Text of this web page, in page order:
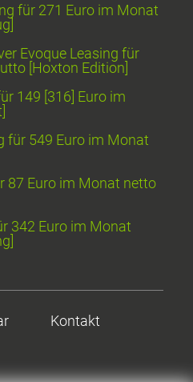
für 271 Euro im Monat
Evoque Leasing für
[Hoxton Edition]
149 [316] Euro im
für 549 Euro im Monat
87 Euro im Monat netto
342 Euro im Monat
Kontakt